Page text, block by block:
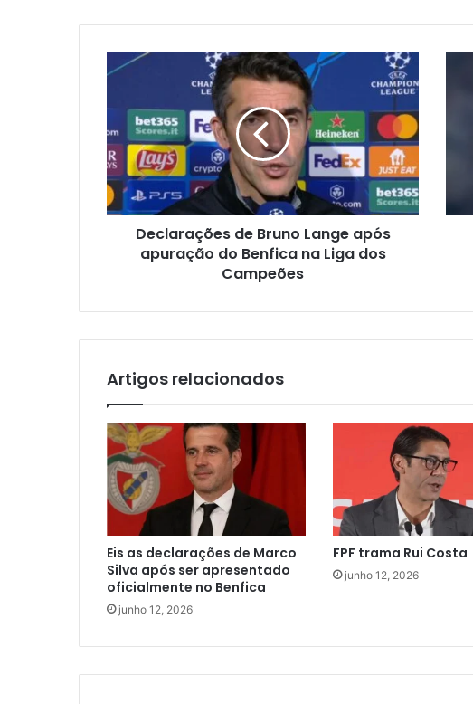
Declarações de Bruno Lange após
apuração do Benfica na Liga dos
Campeões
Artigos relacionados
Eis as declarações de Marco
Silva após ser apresentado
oficialmente no Benfica
junho 12, 2026
FPF trama Rui Costa
junho 12, 2026